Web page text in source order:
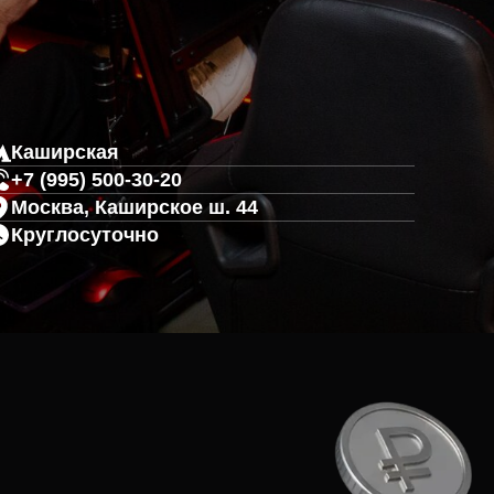
Каширская
+7 (995) 500-30-20
Москва, Каширское ш. 44
Круглосуточно